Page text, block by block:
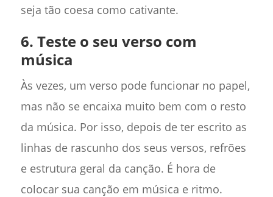
seja tão coesa como cativante.
6. Teste o seu verso com
música
Às vezes, um verso pode funcionar no papel,
mas não se encaixa muito bem com o resto
da música. Por isso, depois de ter escrito as
linhas de rascunho dos seus versos, refrões
e estrutura geral da canção. É hora de
colocar sua canção em música e ritmo.